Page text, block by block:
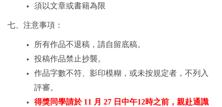
須以文章或書籍為限
七、注意事項：
所有作品不退稿，請自留底稿。
投稿作品禁止抄襲。
作品字數不符、影印模糊，或未按規定者，不列入
評審。
得獎同學請於 11 月 27 日中午12時之前，親赴通識